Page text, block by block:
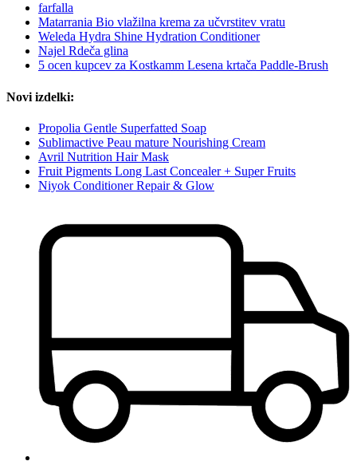
farfalla
Matarrania Bio vlažilna krema za učvrstitev vratu
Weleda Hydra Shine Hydration Conditioner
Najel Rdeča glina
5 ocen kupcev za Kostkamm Lesena krtača Paddle-Brush
Novi izdelki:
Propolia Gentle Superfatted Soap
Sublimactive Peau mature Nourishing Cream
Avril Nutrition Hair Mask
Fruit Pigments Long Last Concealer + Super Fruits
Niyok Conditioner Repair & Glow